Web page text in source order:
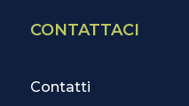
CONTATTACI
Contatti